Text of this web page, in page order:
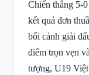
Chiến thắng 5-
kết quả đơn
bối cảnh giải
điểm trọn vẹn
tượng, U19